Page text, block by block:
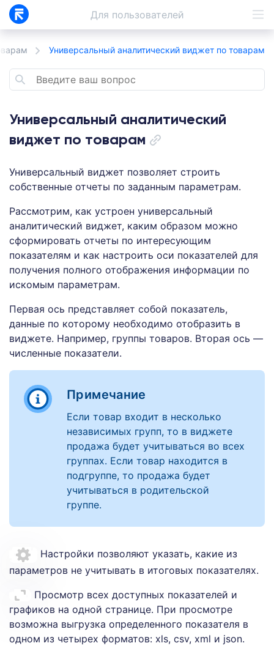
Для пользователей
Универсальный аналитический виджет по товарам
Универсальный аналитический
виджет по товарам
Универсальный виджет позволяет строить
собственные отчеты по заданным параметрам.
Рассмотрим, как устроен универсальный
аналитический виджет, каким образом можно
сформировать отчеты по интересующим
показателям и как настроить оси показателей для
получения полного отображения информации по
искомым параметрам.
Первая ось представляет собой показатель,
данные по которому необходимо отобразить в
виджете. Например, группы товаров. Вторая ось —
численные показатели.
Примечание
Если товар входит в несколько
независимых групп, то в виджете
продажа будет учитываться во всех
группах. Если товар находится в
подгруппе, то продажа будет
учитываться в родительской
группе.
Настройки позволяют указать, какие из
параметров не учитывать в итоговых показателях.
Просмотр всех доступных показателей и
графиков на одной странице. При просмотре
возможна выгрузка определенного показателя в
одном из четырех форматов: xls, csv, xml и json.